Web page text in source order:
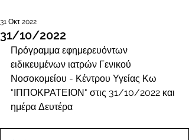
31/10/2022
31 Οκτ 2022
Πρόγραμμα εφημερευόντων
ειδικευμένων ιατρών Γενικού
Νοσοκομείου - Κέντρου Υγείας Κω
"ΙΠΠΟΚΡΑΤΕΙΟΝ" στις 31/10/2022 και
ημέρα Δευτέρα